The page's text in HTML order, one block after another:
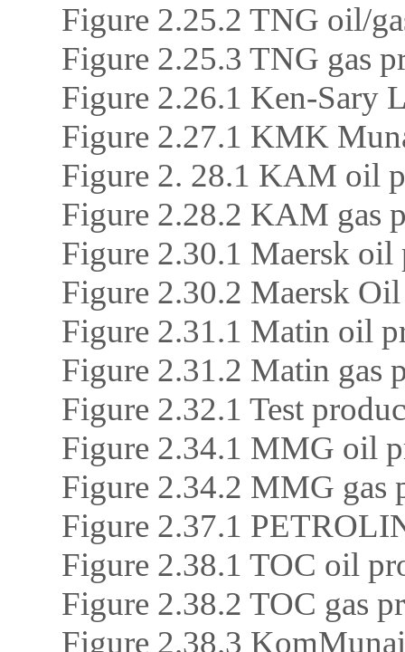
Figure 2.25.2 TNG oil/
Figure 2.25.3 TNG gas
Figure 2.26.1 Ken-Sary
Figure 2.27.1 KMK
Figure 2. 28.1 KAM oil
Figure 2.28.2 KAM gas
Figure 2.30.1 Maersk
Figure 2.30.2 Maersk
Figure 2.31.1 Matin oil
Figure 2.31.2 Matin gas
Figure 2.32.1 Test
Figure 2.34.1 MMG oil
Figure 2.34.2 MMG gas
Figure 2.37.1
Figure 2.38.1 TOC oil
Figure 2.38.2 TOC gas
Figure 2.38.3